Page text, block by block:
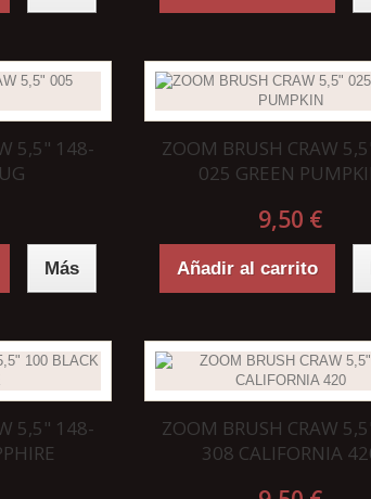
5,5" 148-
Más
ZOOM BRUSH CRAW
025 GREEN
9,50 €
Añadir al carrito
5,5" 148-
ZOOM BRUSH CRAW
308 CALIFORNIA